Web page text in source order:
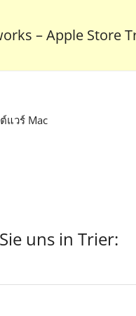
– Apple Store
แวร์ Mac
uns in Trier: